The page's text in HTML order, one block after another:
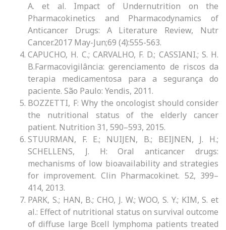
A. et al. Impact of Undernutrition on the
Pharmacokinetics and Pharmacodynamics of
Anticancer Drugs: A Literature Review, Nutr
Cancer.2017 May-Jun;69 (4):555-563.
CAPUCHO, H. C.; CARVALHO, F. D.; CASSIANI.; S. H.
B.Farmacovigilância: gerenciamento de riscos da
terapia medicamentosa para a segurança do
paciente. São Paulo: Yendis, 2011.
BOZZETTI, F: Why the oncologist should consider
the nutritional status of the elderly cancer
patient. Nutrition 31, 590–593, 2015.
STUURMAN, F. E.; NUIJEN, B.; BEIJNEN, J. H.;
SCHELLENS, J. H: Oral anticancer drugs:
mechanisms of low bioavailability and strategies
for improvement. Clin Pharmacokinet. 52, 399–
414, 2013.
PARK, S.; HAN, B.; CHO, J. W.; WOO, S. Y.; KIM, S. et
al.: Effect of nutritional status on survival outcome
of diffuse large Bcell lymphoma patients treated